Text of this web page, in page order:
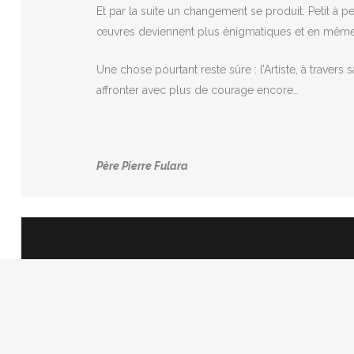
Et par la suite un changement se produit. Petit à
œuvres deviennent plus énigmatiques et en
Une chose pourtant reste sûre : l’Artiste, à
affronter avec plus de courage encore…
Père Pierre Fulara